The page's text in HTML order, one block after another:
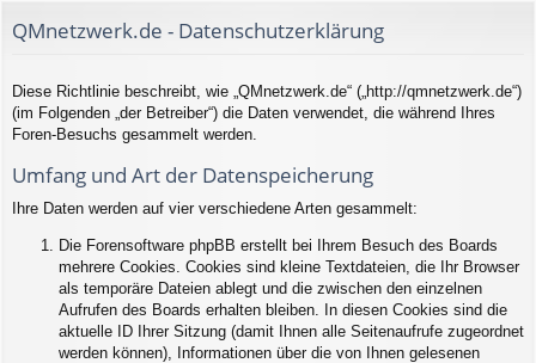
QMnetzwerk.de - Datenschutzerklärung
Diese Richtlinie beschreibt, wie „QMnetzwerk.de“ („http://qmnetzwerk.de“)
(im Folgenden „der Betreiber“) die Daten verwendet, die während Ihres
Foren-Besuchs gesammelt werden.
Umfang und Art der Datenspeicherung
Ihre Daten werden auf vier verschiedene Arten gesammelt:
Die Forensoftware phpBB erstellt bei Ihrem Besuch des Boards
mehrere Cookies. Cookies sind kleine Textdateien, die Ihr Browser
als temporäre Dateien ablegt und die zwischen den einzelnen
Aufrufen des Boards erhalten bleiben. In diesen Cookies sind die
aktuelle ID Ihrer Sitzung (damit Ihnen alle Seitenaufrufe zugeordnet
werden können), Informationen über die von Ihnen gelesenen